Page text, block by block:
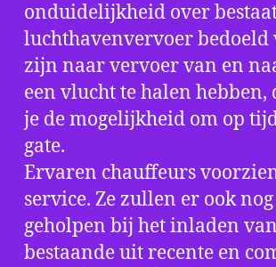
onduidelijkheid over
luchthavenvervoer bedoeld
zijn naar vervoer van en
een vlucht te halen
je de mogelijkheid om op
gate.
Ervaren chauffeurs
service. Ze zullen er ook
geholpen bij het inladen
bestaande uit recente en